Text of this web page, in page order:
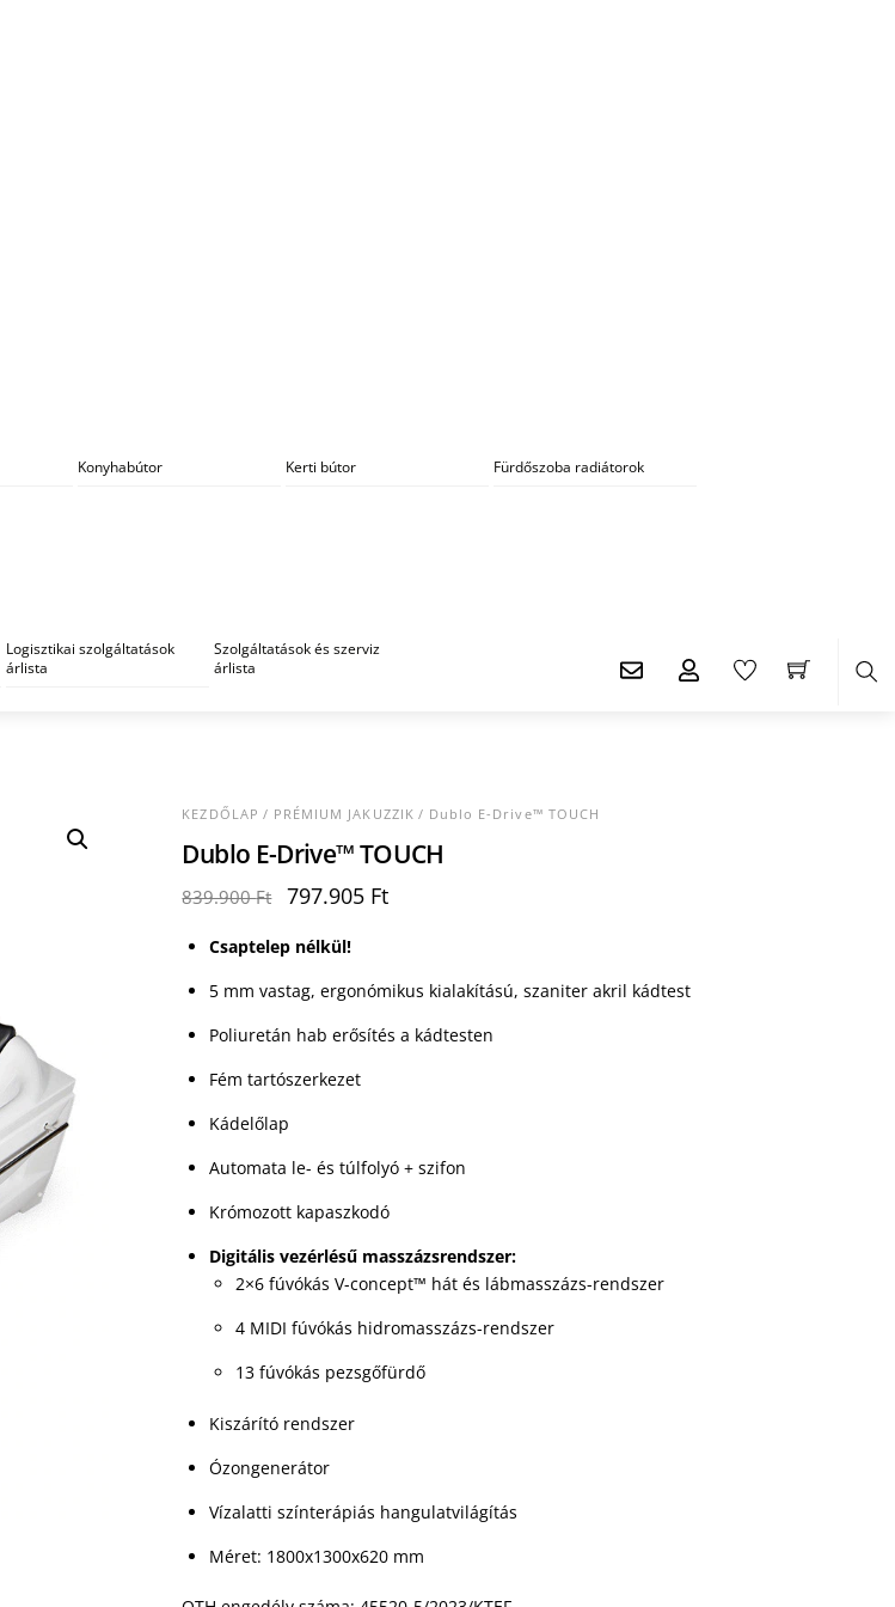
Konyhabútor Kerti bútor
Fürdőszoba radiátorok
Logisztikai szolgáltatások
árlista
Szolgáltatások és szerviz
árlista
KEZDŐLAP / PRÉMIUM JAKUZZIK/ Dublo E-Drive™ TOUCH
Dublo E-Drive™ TOUCH
839.900Ft
Original
was:
839.900 Ft.
797.905 FtCurrent
797.905 Ft.
Csaptelep nélkül!
5 mm vastag, ergonómikus kialakítású, szaniter akril kádtest
Poliuretán hab erősítés a kádtesten
Fém tartószerkezet
Kádelőlap
Automata le- és túlfolyó + szifon
Krómozott kapaszkodó
Digitális vezérlésű masszázsrendszer:
2×6 fúvókás V-concept™ hát és lábmasszázs-rendszer
4 MIDI fúvókás hidromasszázs-rendszer
13 fúvókás pezsgőfürdő
Kiszárító rendszer
Ózongenerátor
Vízalatti színterápiás hangulatvilágítás
Méret: 1800x1300x620 mm